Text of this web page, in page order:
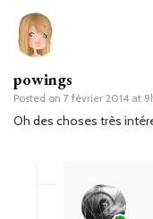
powings
Posted on 7 février 2014 at
Oh des choses très